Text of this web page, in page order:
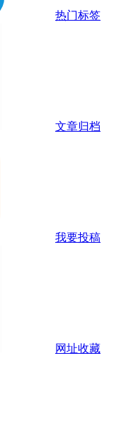
热门标签
文章归档
我要投稿
网址收藏